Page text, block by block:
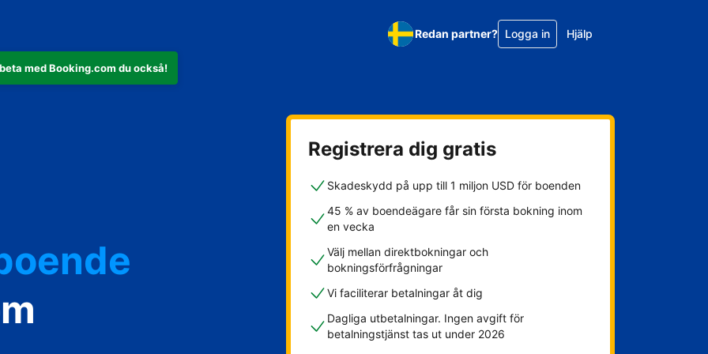
med Booking.com du också!
Redan partner? Logga in Hjälp
Registrera dig gratis
Skadeskydd på upp till 1 miljon USD för boenden
45 % av boendeägare får sin första bokning inom
en vecka
Välj mellan direktbokningar och
bokningsförfrågningar
Vi faciliterar betalningar åt dig
Dagliga utbetalningar. Ingen avgift för
betalningstjänst tas ut under 2026